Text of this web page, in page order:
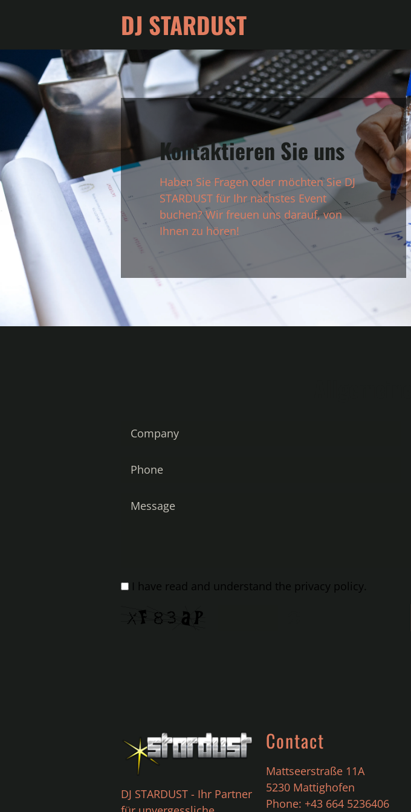
DJ STARDUST
Kontaktieren Sie uns
Haben Sie Fragen oder möchten Sie DJ
STARDUST für Ihr nächstes Event
buchen? Wir freuen uns darauf, von
Ihnen zu hören!
I have read and understand the privacy policy.
DJ STARDUST - Ihr Partner
Contact
Mattseerstraße 11A
5230 Mattighofen
Phone: +43 664 5236406